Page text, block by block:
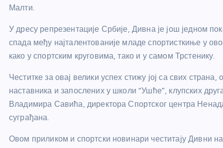
Малти.
У дресу репрезентације Србије, Дивна је још једном
спада међу најталентованије младе спортисткиње у
како у спортским круговима, тако и у самом Трстенику.
Честитке за овај велики успех стижу јој са свих
наставника и запослених у школи “Ушће”, клупских
Владимира Савића, директора Спортског центра
суграђана.
Овом приликом и спортски новинари честитају Дивни